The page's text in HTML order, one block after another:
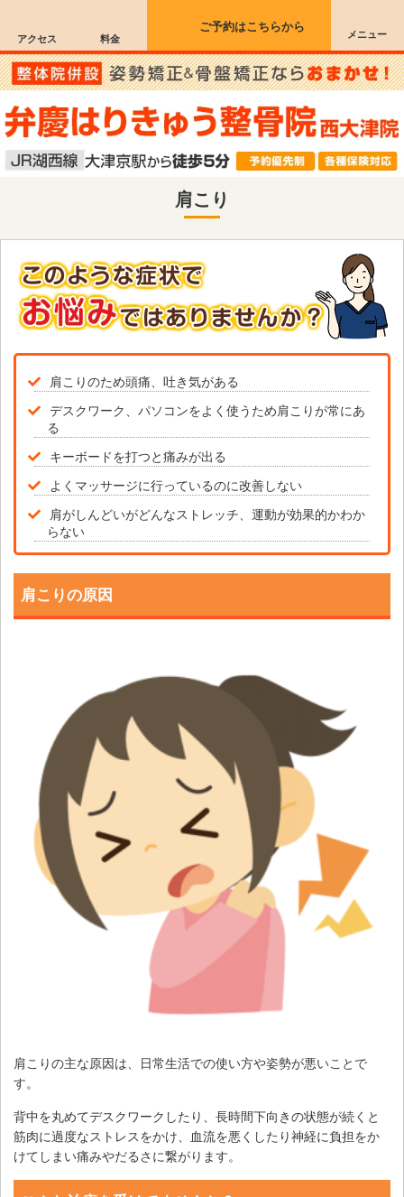
アクセス 料金
ご予約はこちらから
メニュー
肩こり
肩こりのため頭痛、吐き気がある
デスクワーク、パソコンをよく使うため肩こりが常にあ
る
キーボードを打つと痛みが出る
よくマッサージに行っているのに改善しない
肩がしんどいがどんなストレッチ、運動が効果的かわか
らない
肩こりの原因
肩こりの主な原因は、日常生活での使い方や姿勢が悪いことで
す。
背中を丸めてデスクワークしたり、長時間下向きの状態が続くと
筋肉に過度なストレスをかけ、血流を悪くしたり神経に負担をか
けてしまい痛みやだるさに繋がります。